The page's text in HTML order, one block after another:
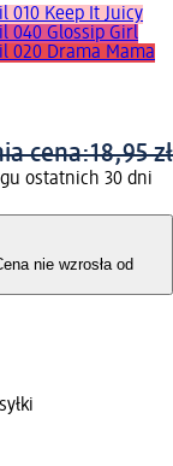
010 Keep It Juicy
040 Glossip Girl
020 Drama Mama
cena:18,95 zł
ostatnich 30 dni
nie wzrosła od